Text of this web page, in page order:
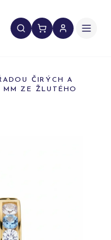
ČIRÝCH A
MM ZE ŽLUTÉHO